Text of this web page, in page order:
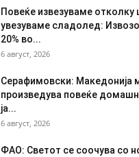
Повеќе извезуваме отколку
увезуваме сладолед:
20% во...
6 август, 2026
Серафимовски: Македонија
произведува повеќе
ја...
6 август, 2026
ФАО: Светот се соочува со